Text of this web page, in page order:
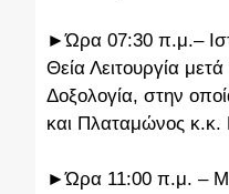
►Ώρα 07:30 π.μ.–
Θεία Λειτουργία
Δοξολογία, στην
και Πλαταμώνος κ.κ.
►Ώρα 11:00 π.μ. –